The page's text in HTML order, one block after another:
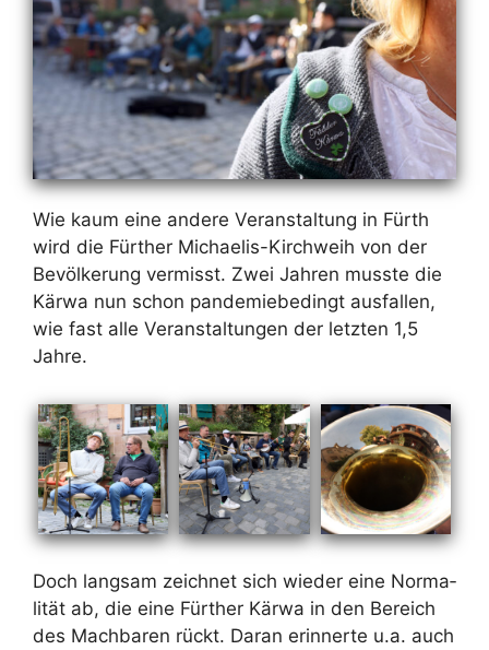
Wie kaum ei­ne an­de­re Ver­an­stal­tung in Fürth
wird die Für­ther Mi­chae­lis-Kirch­weih von der
Be­völ­ke­rung ver­misst. Zwei Jah­ren muss­te die
Kär­wa nun schon pan­de­mie­be­dingt aus­fal­len,
wie fast al­le Ver­an­stal­tun­gen der letz­ten 1,5
Jah­re.
Doch lang­sam zeich­net sich wie­der ei­ne Nor­ma­
li­tät ab, die ei­ne Für­ther Kär­wa in den Be­reich
des Mach­ba­ren rückt. Dar­an er­in­ner­te u.a. auch